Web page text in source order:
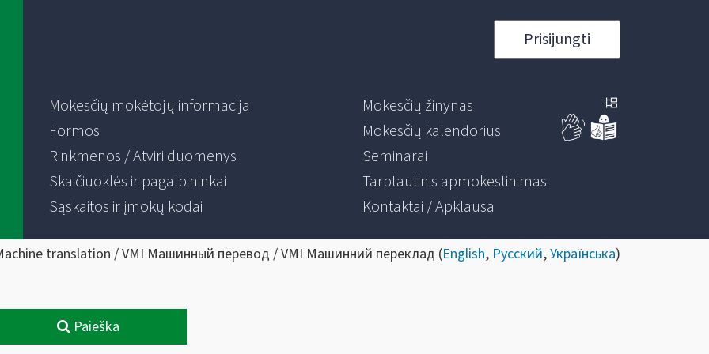
Prisijungti
Mokesčių mokėtojų informacija
Formos
Rinkmenos / Atviri duomenys
Skaičiuoklės ir pagalbininkai
Sąskaitos ir įmokų kodai
Mokesčių žinynas
Mokesčių kalendorius
Seminarai
Tarptautinis apmokestinimas
Kontaktai / Apklausa
translation / VMI Машинный перевод / VMI Машинний переклад (English, Русский,Українська)
Paieška